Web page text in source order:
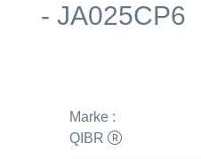
- JA025CP6
Marke :
QIBR